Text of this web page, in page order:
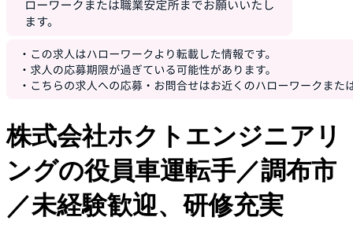
株式会社ホクトエンジニアリ
ングの役員車運転手／調布市
／未経験歓迎、研修充実